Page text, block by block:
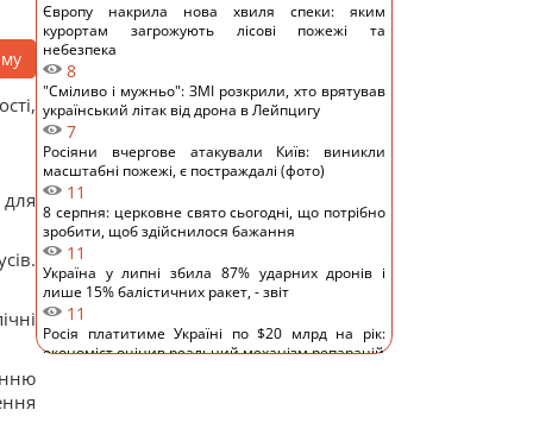
Європу накрила нова хвиля спеки: яким
курортам загрожують лісові пожежі та
небезпека
8
"Сміливо і мужньо": ЗМІ розкрили, хто врятував
український літак від дрона в Лейпцигу
7
Росіяни вчергове атакували Київ: виникли
масштабні пожежі, є постраждалі (фото)
11
8 серпня: церковне свято сьогодні, що потрібно
зробити, щоб здійснилося бажання
11
Україна у липні збила 87% ударних дронів і
лише 15% балістичних ракет, - звіт
11
Росія платитиме Україні по $20 млрд на рік:
економіст оцінив реальний механізм репарацій